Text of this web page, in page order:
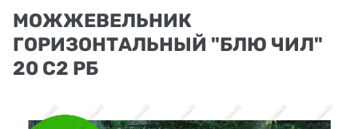
МОЖЖЕВЕЛЬНИК
ГОРИЗОНТАЛЬНЫЙ "БЛЮ ЧИЛ"
20 С2 РБ